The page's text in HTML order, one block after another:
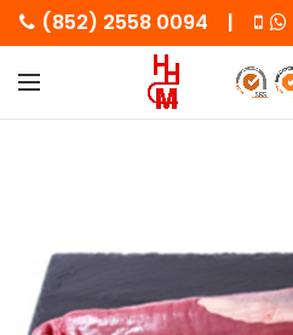
(852) 2558 0094 |